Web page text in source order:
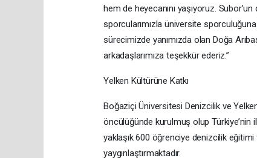
hem de heyecanını yaşıyoruz.
sporcularımızla üniversite
sürecimizde yanımızda olan Doğa
arkadaşlarımıza teşekkür ederiz.”
Yelken Kültürüne Katkı
Boğaziçi Üniversitesi Denizcilik ve
öncülüğünde kurulmuş olup Türkiye’nin
yaklaşık 600 öğrenciye denizcilik
yaygınlaştırmaktadır.